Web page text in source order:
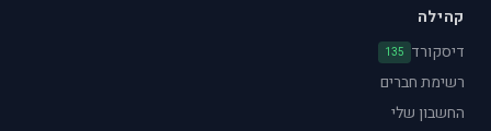
קהילה
דיסקורד 135
רשימת חברים
החשבון שלי